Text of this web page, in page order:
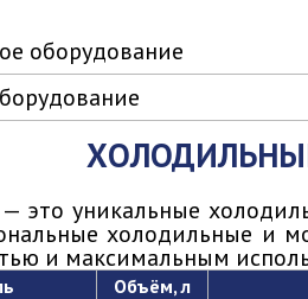
оборудование
— это уникальные
холодильные и
и максимальным
Объём, л